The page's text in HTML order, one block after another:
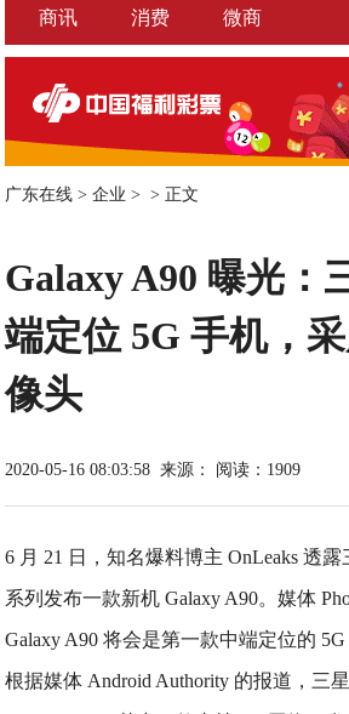
商讯 消费 微商
广东在线 >企业 > > 正文
Galaxy A90 曝光：
端定位 5G 手机，
像头
2020-05-16 08:03:58 来源： 阅读：1909
6 月 21 日，知名爆料博主 OnLeaks 透露
系列发布一款新机 Galaxy A90。媒体
Galaxy A90 将会是第一款中端定位的 5G
根据媒体 Android Authority 的报道，三